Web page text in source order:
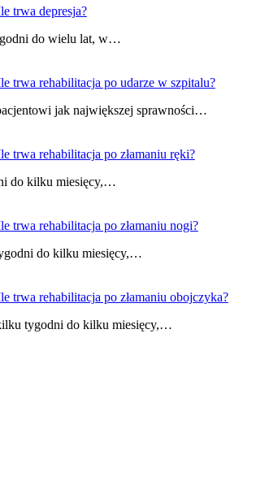
trwa depresja?
do wielu lat, w…
trwa rehabilitacja po udarze w szpitalu?
jak największej sprawności…
trwa rehabilitacja po złamaniu ręki?
do kilku miesięcy,…
trwa rehabilitacja po złamaniu nogi?
do kilku miesięcy,…
trwa rehabilitacja po złamaniu obojczyka?
tygodni do kilku miesięcy,…